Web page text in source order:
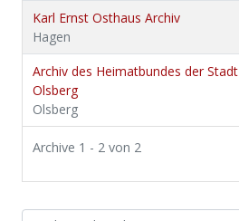
Karl Ernst Osthaus Archiv
Hagen
Archiv des Heimatbundes der Stadt
Olsberg
Olsberg
Archive 1 - 2 von 2